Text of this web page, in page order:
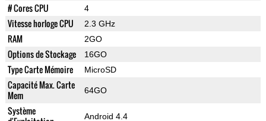
# Cores CPU 4
Vitesse horloge CPU 2.3 GHz
RAM 2GO
Options de Stockage 16GO
Type Carte Mémoire MicroSD
Capacité Max. Carte
Mem
64GO
Système
Android 4.4